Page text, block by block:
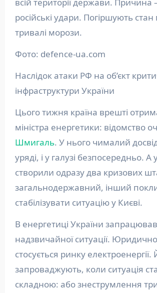
всій території держави.
російські удари. Погіршують стан
тривалі морози.
Фото: defence-ua.com
Наслідок атаки РФ на об’єкт критичної
інфраструктури України
Цього тижня країна врешті
міністра енергетики: відомство
Шмигаль. У нього чималий
уряді, і у галузі безпосередньо. А
створили одразу два кризових
загальнодержавний, інший
стабілізувати ситуацію у Києві.
В енергетиці України
надзвичайної ситуації.
стосується ринку електроенергії.
запроваджують, коли ситуація
складною: або знеструмлення